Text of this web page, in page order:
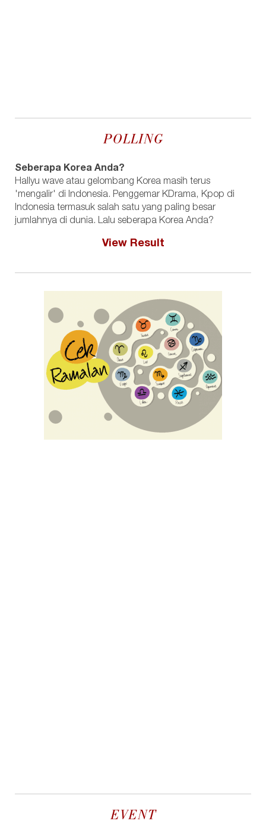
POLLING
Seberapa Korea Anda?
Hallyu wave atau gelombang Korea masih terus
'mengalir' di Indonesia. Penggemar KDrama, Kpop di
Indonesia termasuk salah satu yang paling besar
jumlahnya di dunia. Lalu seberapa Korea Anda?
View Result
EVENT